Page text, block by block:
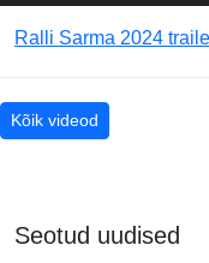
Ralli Sarma 2024
Kõik videod
Seotud uudised